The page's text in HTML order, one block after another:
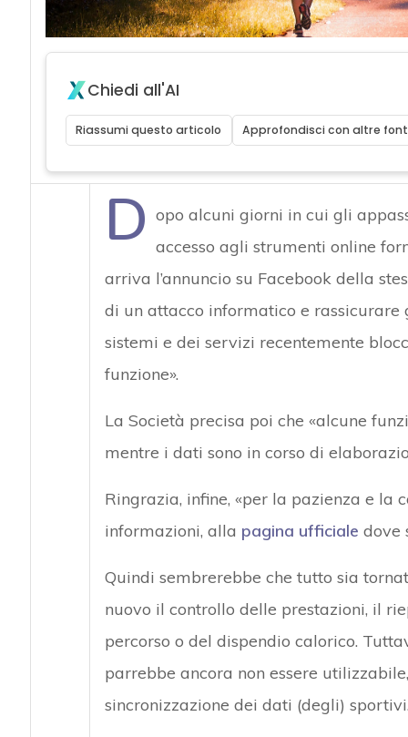
Chiedi all'AI
Riassumi questo articolo Approfondisci con altre
D opo alcuni giorni in cui gli
accesso agli strumenti online
arriva l’annuncio su Facebook della
di un attacco informatico e
sistemi e dei servizi recentemente
funzione».
La Società precisa poi che «alcune
mentre i dati sono in corso di
Ringrazia, infine, «per la pazienza e la
informazioni, alla pagina ufficiale dove
Quindi sembrerebbe che tutto sia
nuovo il controllo delle prestazioni, il
percorso o del dispendio calorico.
parrebbe ancora non essere
sincronizzazione dei dati (degli)